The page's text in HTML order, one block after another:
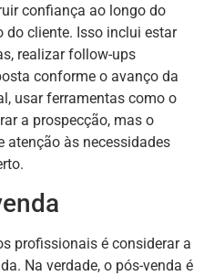
confiança ao longo do
do cliente. Isso inclui estar
realizar follow-ups
conforme o avanço da
usar ferramentas como o
a prospecção, mas o
atenção às necessidades
profissionais é considerar a
Na verdade, o pós-venda é